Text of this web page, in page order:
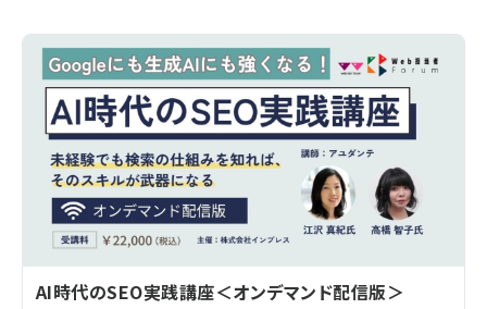
AI時代のSEO実践講座＜オンデマンド配信版＞